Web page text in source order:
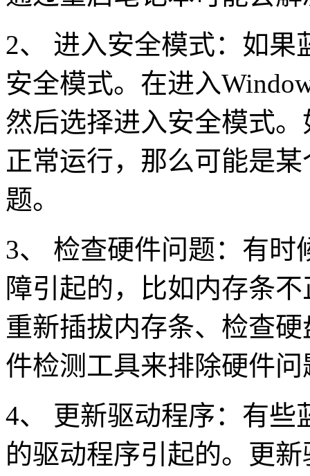
2、 进入安全模式：如
安全模式。在进入
然后选择进入安全模式
正常运行，那么可能是
题。
3、 检查硬件问题：有
障引起的，比如内存条
重新插拔内存条、检查
件检测工具来排除硬件问
4、 更新驱动程序：有些
的驱动程序引起的。更